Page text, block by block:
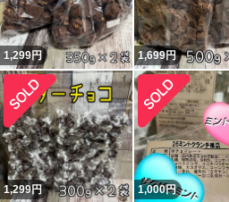
1,299円 1,699円
1,299円 1,000円